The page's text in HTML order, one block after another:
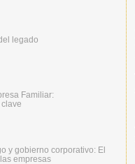
legado
Familiar:
y gobierno corporativo: El
empresas